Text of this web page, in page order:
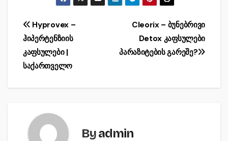
Post
navigation
Cleorix – ბუნებრივი
Detox კაფსულები
პარაზიტების გარეშე?
Hyprovex –
ჰიპერტენზიის
კაფსულები |
საქართველო
Byadmin